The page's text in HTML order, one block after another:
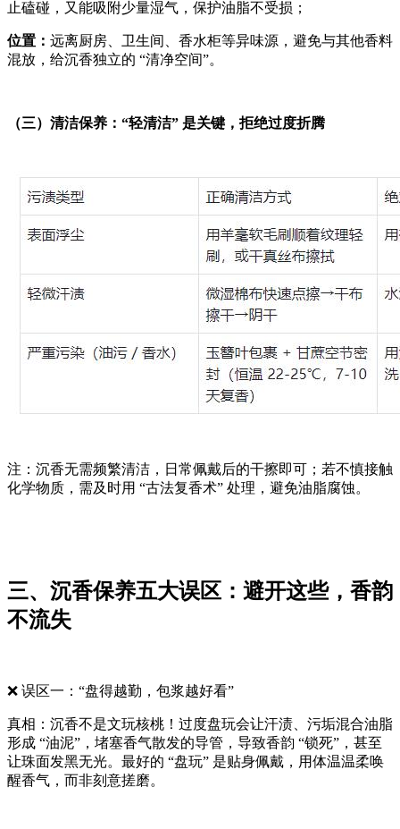
止磕碰，又能吸附少量湿气，保护油脂不受损；
位置： 远离厨房、卫生间、香水柜等异味源，避免与其他香料
混放，给沉香独立的 “清净空间”。
（三）清洁保养：“轻清洁” 是关键，拒绝过度折腾
注：沉香无需频繁清洁，日常佩戴后的干擦即可；若不慎接触
化学物质，需及时用 “古法复香术” 处理，避免油脂腐蚀。
三、沉香保养五大误区：避开这些，香韵
不流失
❌ 误区一：“盘得越勤，包浆越好看”
真相：沉香不是文玩核桃！过度盘玩会让汗渍、污垢混合油脂
形成 “油泥”，堵塞香气散发的导管，导致香韵 “锁死”，甚至
让珠面发黑无光。最好的 “盘玩” 是贴身佩戴，用体温温柔唤
醒香气，而非刻意搓磨。